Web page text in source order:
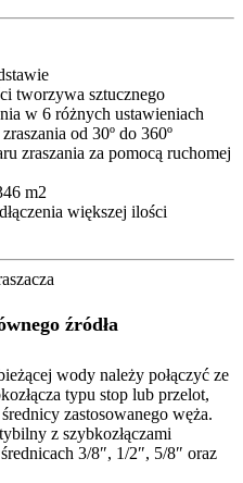
tworzywa sztucznego
w 6 różnych ustawieniach
od 30º do 360º
zraszania za pomocą ruchomej
m2
większej ilości
źródła
wody należy połączyć ze
typu stop lub przelot,
zastosowanego węża.
z szybkozłączami
3/8″, 1/2″, 5/8″ oraz